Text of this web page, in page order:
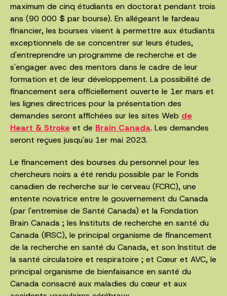
maximum de cinq étudiants en doctorat pendant trois
ans (90 000 $ par bourse). En allégeant le fardeau
financier, les bourses visent à permettre aux étudiants
exceptionnels de se concentrer sur leurs études,
d'entreprendre un programme de recherche et de
s'engager avec des mentors dans le cadre de leur
formation et de leur développement. La possibilité de
financement sera officiellement ouverte le 1er mars et
les lignes directrices pour la présentation des
demandes seront affichées sur les sites Web de
Heart & Stroke et de Brain Canada. Les demandes
seront reçues jusqu'au 1er mai 2023.
Le financement des bourses du personnel pour les
chercheurs noirs a été rendu possible par le Fonds
canadien de recherche sur le cerveau (FCRC), une
entente novatrice entre le gouvernement du Canada
(par l'entremise de Santé Canada) et la Fondation
Brain Canada ; les Instituts de recherche en santé du
Canada (IRSC), le principal organisme de financement
de la recherche en santé du Canada, et son Institut de
la santé circulatoire et respiratoire ; et Cœur et AVC, le
principal organisme de bienfaisance en santé du
Canada consacré aux maladies du cœur et aux